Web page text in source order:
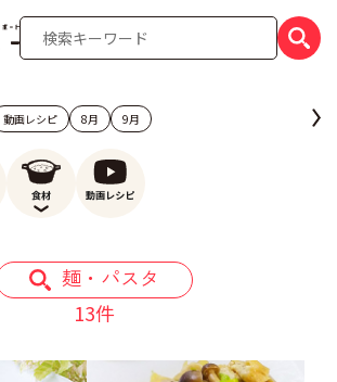
動画レシピ 8月 9月
麺・パスタ
13件